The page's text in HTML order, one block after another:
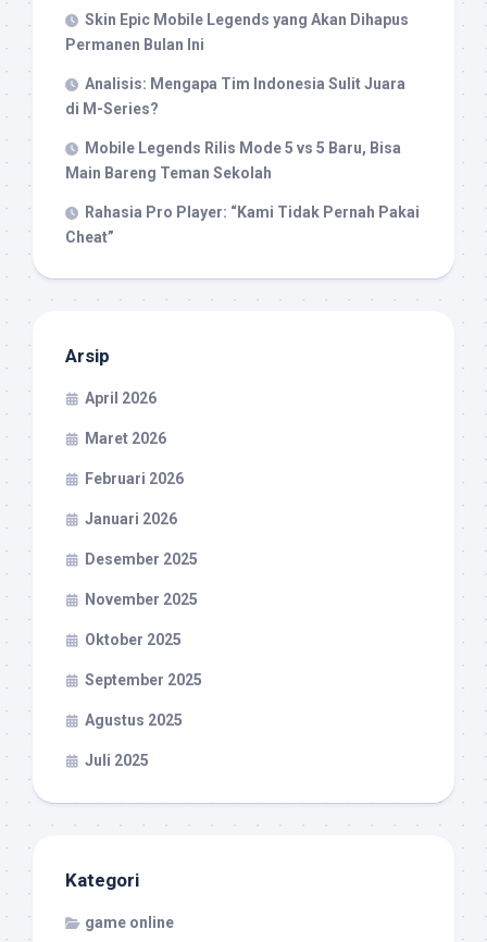
Skin Epic Mobile Legends yang Akan Dihapus
Permanen Bulan Ini
Analisis: Mengapa Tim Indonesia Sulit Juara
di M-Series?
Mobile Legends Rilis Mode 5 vs 5 Baru, Bisa
Main Bareng Teman Sekolah
Rahasia Pro Player: “Kami Tidak Pernah Pakai
Cheat”
Arsip
April 2026
Maret 2026
Februari 2026
Januari 2026
Desember 2025
November 2025
Oktober 2025
September 2025
Agustus 2025
Juli 2025
Kategori
game online